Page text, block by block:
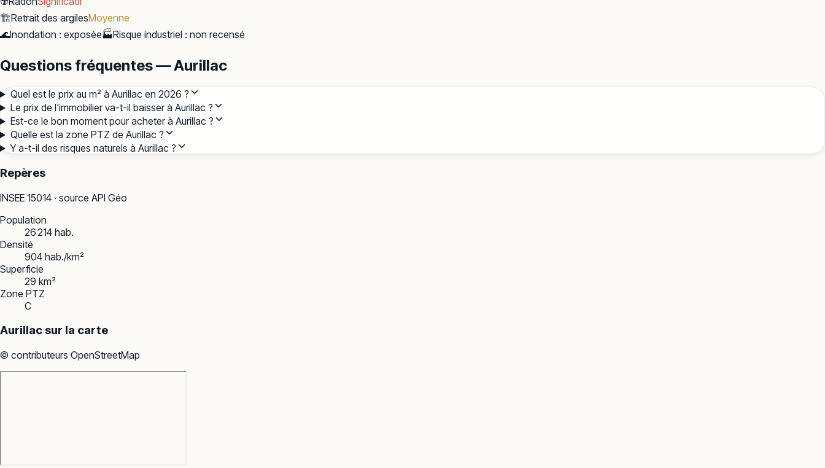
🏗️Retrait des argilesMoyenne
🌊Inondation : exposée🏭Risque industriel : non recensé
Questions fréquentes — Aurillac
Quel est le prix au m² à Aurillac en 2026 ?
Le prix de l'immobilier va-t-il baisser à Aurillac ?
Est-ce le bon moment pour acheter à Aurillac ?
Quelle est la zone PTZ de Aurillac ?
Y a-t-il des risques naturels à Aurillac ?
Repères
INSEE 15014 · source API Géo
Population
26 214 hab.
Densité
904 hab./km²
Superficie
29 km²
Zone PTZ
C
Aurillac sur la carte
© contributeurs OpenStreetMap